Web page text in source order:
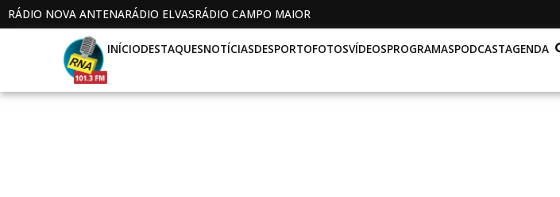
RÁDIO NOVA ANTENARÁDIO ELVASRÁDIO CAMPO MAIOR
INÍCIODESTAQUESNOTÍCIASDESPORTOFOTOSVÍDEOSPROGRAMASPODCASTAGENDA